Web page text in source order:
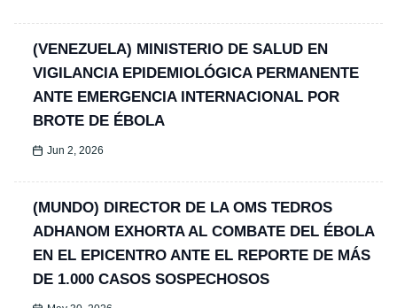
(VENEZUELA) MINISTERIO DE SALUD EN
VIGILANCIA EPIDEMIOLÓGICA PERMANENTE
ANTE EMERGENCIA INTERNACIONAL POR
BROTE DE ÉBOLA
Jun 2, 2026
(MUNDO) DIRECTOR DE LA OMS TEDROS
ADHANOM EXHORTA AL COMBATE DEL ÉBOLA
EN EL EPICENTRO ANTE EL REPORTE DE MÁS
DE 1.000 CASOS SOSPECHOSOS